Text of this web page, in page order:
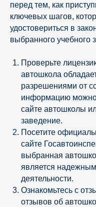
перед тем, как
ключевых шагов,
удостовериться в
выбранного учебного
Проверьте
автошкола
разрешениями от
информацию можно
сайте автошколы
заведение.
Посетите
сайте
выбранная
является
деятельности.
Ознакомьтесь с
отзывов об